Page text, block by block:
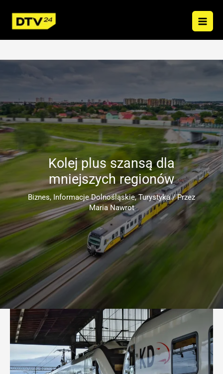
treści
Kolej plus szansą dla
mniejszych regionów
Biznes, Informacje Dolnośląskie,Turystyka/ Przez
Maria Nawrot